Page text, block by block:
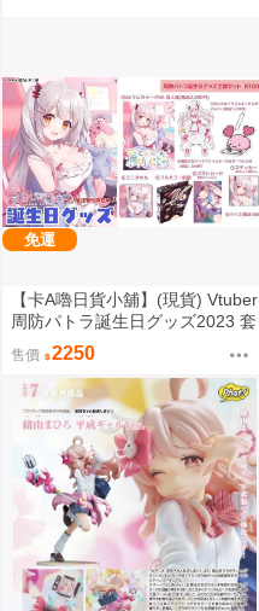
免運
【卡A嚕日貨小舖】(現貨) Vtuber
周防パトラ誕生日グッズ2023 套
售價 2250